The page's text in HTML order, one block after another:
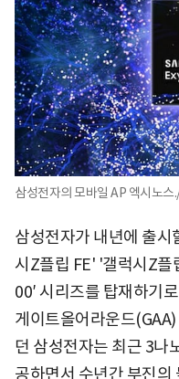
삼성전자의 모바일 AP 엑시노스
삼성전자가 내년에 출
시Z플립 FE' '갤럭시Z플
00′ 시리즈를 탑재하기
게이트올어라운드
던 삼성전자는 최근 3나
공하면서 수년간 부진의